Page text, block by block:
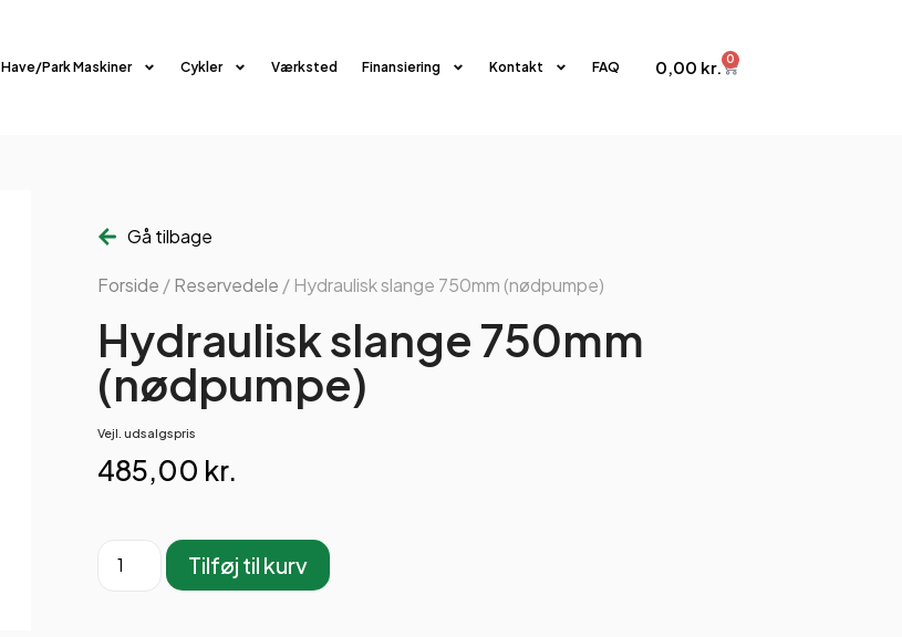
Have/Park Maskiner Cykler Værksted Finansiering Kontakt FAQ 0,00 kr. 0
Gå tilbage
Forside /Reservedele / Hydraulisk slange 750mm (nødpumpe)
Hydraulisk slange 750mm
(nødpumpe)
Vejl. udsalgspris
485,00 kr.
Tilføj til kurv